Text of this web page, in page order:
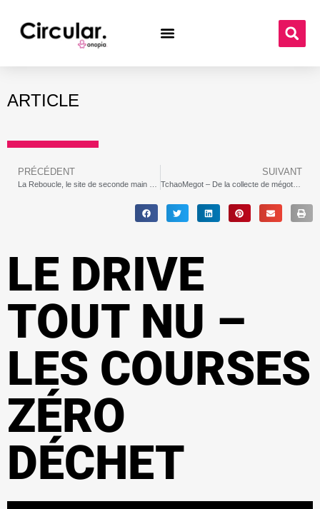
ARTICLE
PRÉCÉDENT SUIVANT
TchaoMegot – De la collecte de mégots à leur recyclage en vêtements
LE DRIVE
TOUT NU –
LES COURSES
ZÉRO
DÉCHET